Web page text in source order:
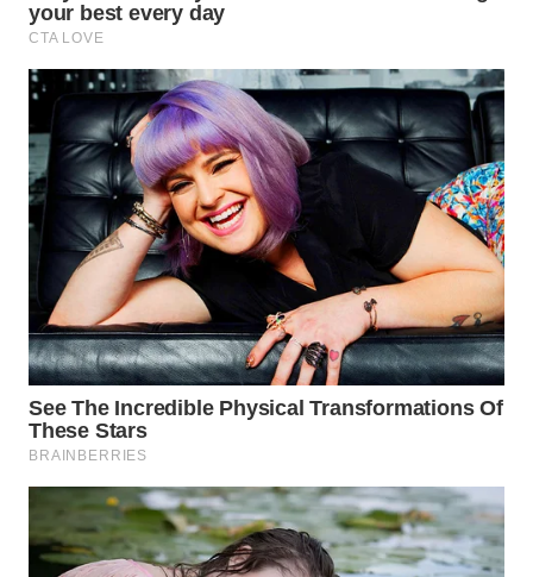
WN
BOROBUDUR
WN
MADURA
WN
SURABAYA
WN
NATUNA
WN
BINTAN
WN
WN
LIKUPANG